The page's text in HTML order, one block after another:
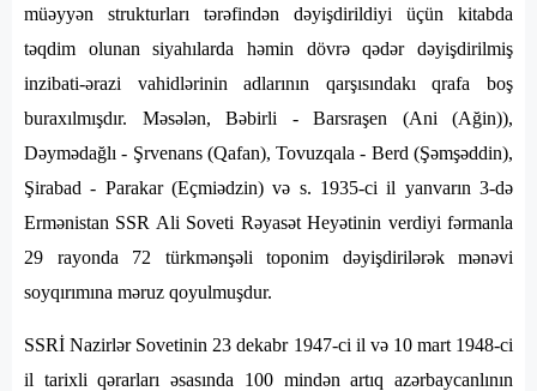
müəyyən strukturları tərəfindən dəyişdirildiyi üçün kitabda
təqdim olunan siyahılarda həmin dövrə qədər dəyişdirilmiş
inzibati-ərazi vahidlərinin adlarının qarşısındakı qrafa boş
buraxılmışdır. Məsələn, Bəbirli - Barsraşen (Ani (Ağin)),
Dəymədağlı - Şrvenans (Qafan), Tovuzqala - Berd (Şəmşəddin),
Şirabad - Parakar (Eçmiədzin) və s. 1935-ci il yanvarın 3-də
Ermənistan SSR Ali Soveti Rəyasət Heyətinin verdiyi fərmanla
29 rayonda 72 türkmənşəli toponim dəyişdirilərək mənəvi
soyqırımına məruz qoyulmuşdur.
SSRİ Nazirlər Sovetinin 23 dekabr 1947-ci il və 10 mart 1948-ci
il tarixli qərarları əsasında 100 mindən artıq azərbaycanlının